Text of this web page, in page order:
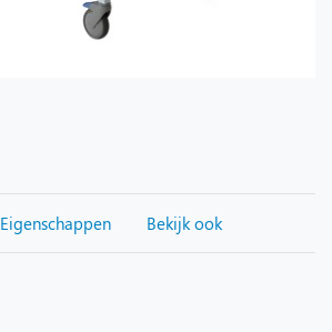
Eigenschappen Bekijk ook